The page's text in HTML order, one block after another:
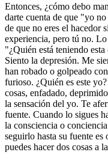
Entonces, ¿cómo debo
darte cuenta de que "yo
de que no eres el hacedor
experiencia, pero tú no. Lo
"¿Quién está teniendo
Siento la depresión. Me
han robado o golpeado
furioso. ¿Quién es este
cosas, enfadado,
la sensación del yo. Te
fuente. Cuando lo sigues
la consciencia o
seguirlo hasta su fuente
puedes hacer dos cosas a